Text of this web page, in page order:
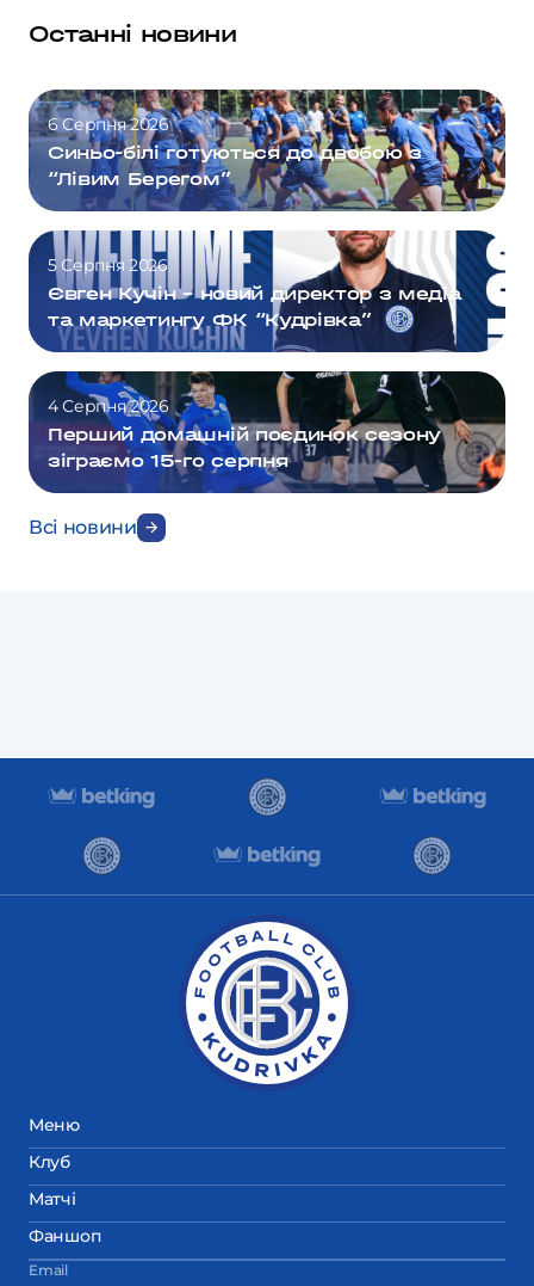
Останні новини
6 Серпня 2026
Синьо-білі готуються до двобою з
“Лівим Берегом”
5 Серпня 2026
Євген Кучін – новий директор з медіа
та маркетингу ФК “Кудрівка”
4 Серпня 2026
Перший домашній поєдинок сезону
зіграємо 15-го серпня
Всі новини
Меню
Клуб
Матчі
Фаншоп
Email